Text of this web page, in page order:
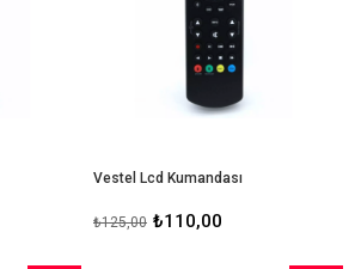
Vestel Lcd Kumandası
₺110,00
₺125,00